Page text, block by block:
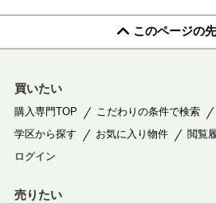
このページの
買いたい
購入専門TOP こだわりの条件で検索
学区から探す
お気に入り物件 閲覧
ログイン
売りたい